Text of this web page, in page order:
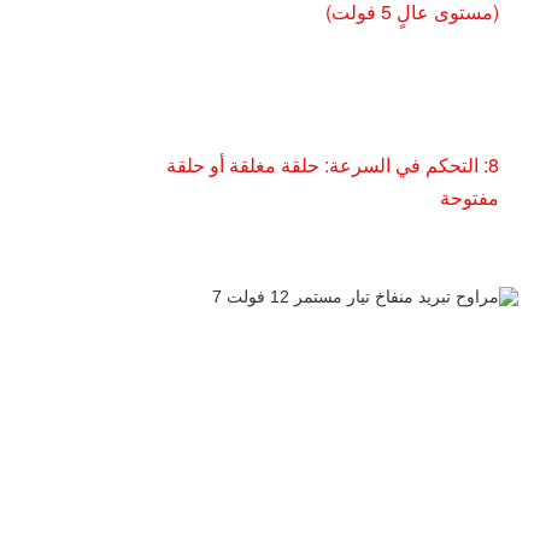
(مستوى عالٍ 5 فولت)
8: التحكم في السرعة: حلقة مغلقة أو حلقة
مفتوحة